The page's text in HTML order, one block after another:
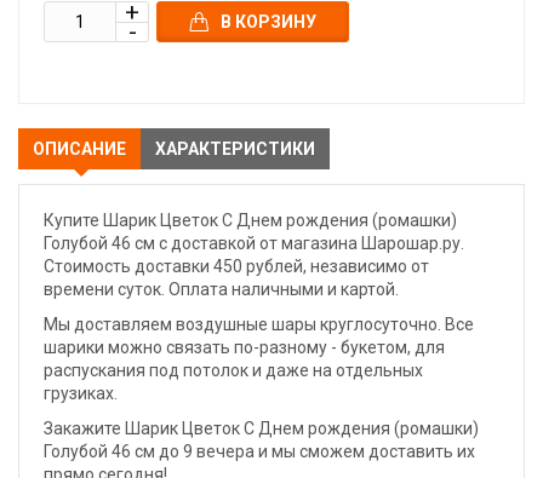
В КОРЗИНУ
ОПИСАНИЕ ХАРАКТЕРИСТИКИ
Купите Шарик Цветок С Днем рождения (ромашки)
Голубой 46 см с доставкой от магазина Шарошар.ру.
Стоимость доставки 450 рублей, независимо от
времени суток. Оплата наличными и картой.
Мы доставляем воздушные шары круглосуточно. Все
шарики можно связать по-разному - букетом, для
распускания под потолок и даже на отдельных
грузиках.
Закажите Шарик Цветок С Днем рождения (ромашки)
Голубой 46 см до 9 вечера и мы сможем доставить их